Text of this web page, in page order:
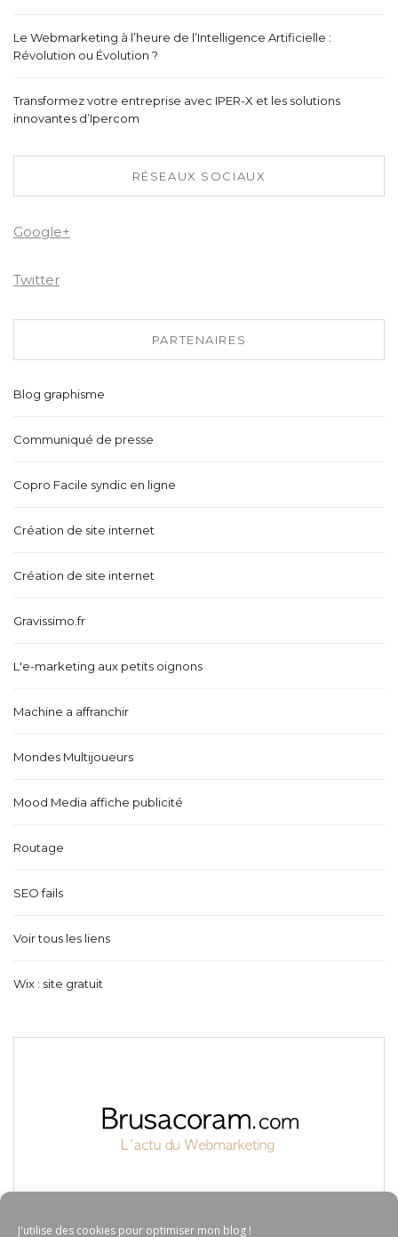
J'utilise des cookies pour optimiser mon blog !
Le Webmarketing à l’heure de l’Intelligence Artificielle :
Révolution ou Évolution ?
Transformez votre entreprise avec IPER-X et les solutions
innovantes d’Ipercom
RÉSEAUX SOCIAUX
Google+
Twitter
PARTENAIRES
Blog graphisme
Communiqué de presse
Copro Facile syndic en ligne
Création de site internet
Création de site internet
Gravissimo.fr
L'e-marketing aux petits oignons
Machine a affranchir
Mondes Multijoueurs
Mood Media affiche publicité
Routage
SEO fails
Voir tous les liens
Wix : site gratuit